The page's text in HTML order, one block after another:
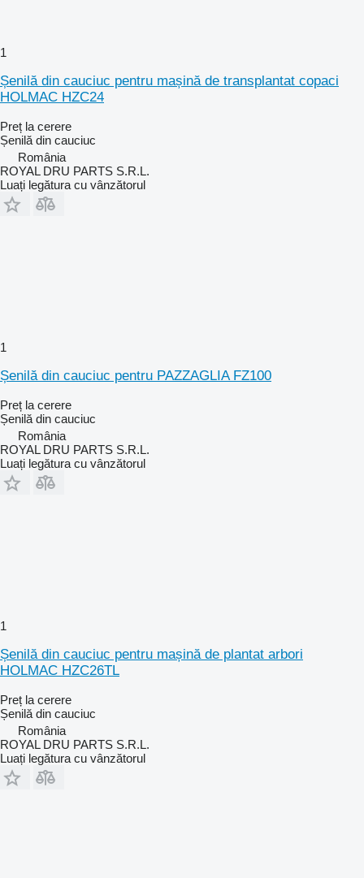
1
Șenilă din cauciuc pentru mașină de transplantat copaci
HOLMAC HZC24
Preț la cerere
Șenilă din cauciuc
România
ROYAL DRU PARTS S.R.L.
Luați legătura cu vânzătorul
1
Șenilă din cauciuc pentru PAZZAGLIA FZ100
Preț la cerere
Șenilă din cauciuc
România
ROYAL DRU PARTS S.R.L.
Luați legătura cu vânzătorul
1
Șenilă din cauciuc pentru mașină de plantat arbori
HOLMAC HZC26TL
Preț la cerere
Șenilă din cauciuc
România
ROYAL DRU PARTS S.R.L.
Luați legătura cu vânzătorul